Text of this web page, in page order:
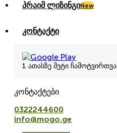
პრაიმ ლიზინგიNew
კონტაქტი
1 ათასზე მეტი ჩამოტვირთვა
კონტაქტები
0322244600
info@mogo.ge